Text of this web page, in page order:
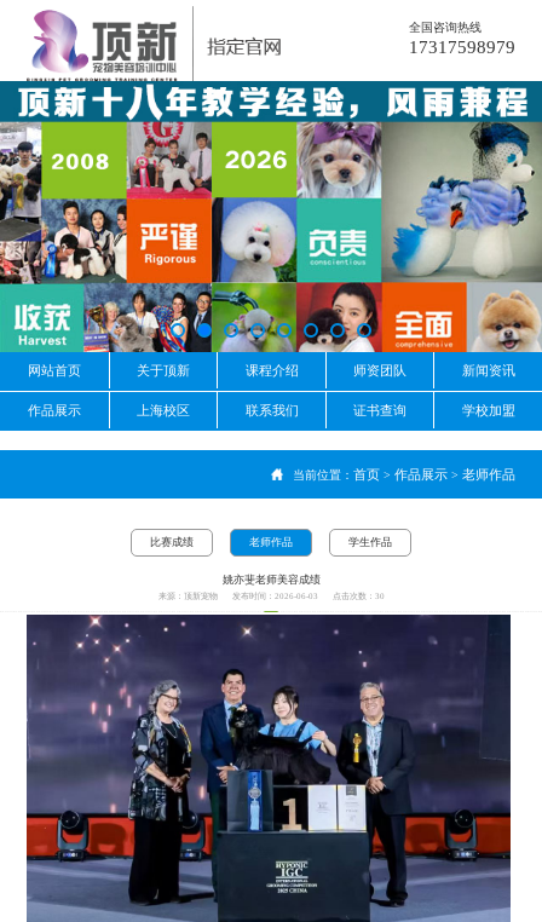
全国咨询热线
17317598979
网站首页 关于顶新 课程介绍 师资团队 新闻资讯
作品展示 上海校区 联系我们 证书查询 学校加盟
当前位置： 首页> 作品展示> 老师作品
比赛成绩 老师作品 学生作品
姚亦斐老师美容成绩
来源：顶新宠物 发布时间：2026-06-03 点击次数： 30